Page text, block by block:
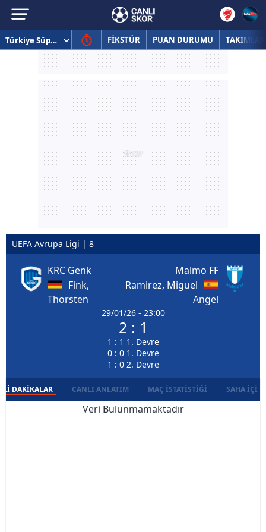
FİKSTÜR PUAN DURUMU TAKIMLAR
UEFA Avrupa Ligi | 8
KRC Genk
Fink,
Thorsten
29/01/26 - 23:00
2 : 1
1 : 1 1. Devre
0 : 0 1. Devre
1 : 0 2. Devre
Malmo FF
Ramirez, Miguel
Angel
DAKIKALAR CANLI ANLATIM MAÇ İSTATISTIĞI SAHA İÇI
Veri Bulunmamaktadır